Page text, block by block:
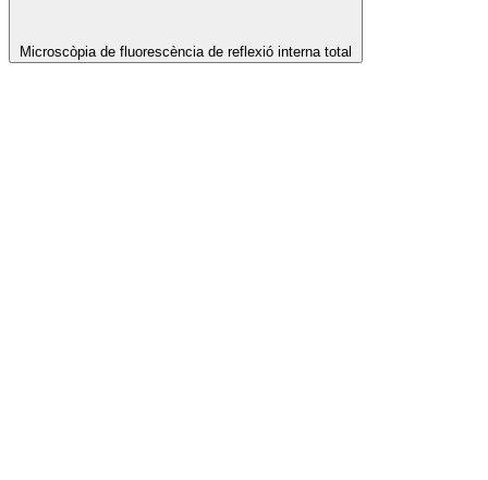
Microscòpia de fluorescència de reflexió interna total